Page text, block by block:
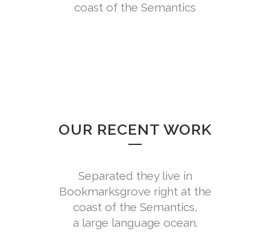
coast of the Semantics
OUR RECENT WORK
Separated they live in
Bookmarksgrove right at the
coast of the Semantics,
a large language ocean.